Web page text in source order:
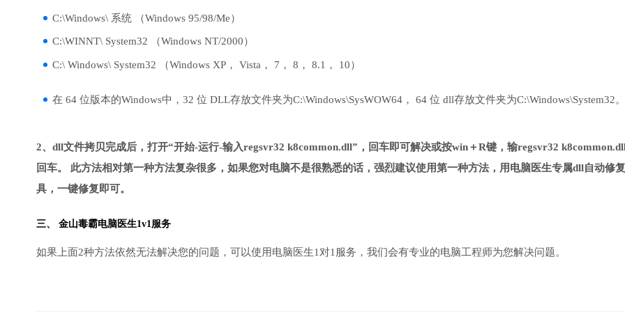
C:\Windows\ 系统 （Windows 95/98/Me）
C:\WINNT\ System32 （Windows NT/2000）
C:\ Windows\ System32 （Windows XP， Vista， 7， 8， 8.1， 10）
在 64 位版本的Windows中，32 位 DLL存放文件夹为C:\Windows\SysWOW64， 64 位 dll存放文件夹为C:\Windows\System32。
2、dll文件拷贝完成后，打开“开始-运行-输入regsvr32 k8common.dll”，回车即可解决或按win＋R键，输regsvr32 k8common.dll
回车。 此方法相对第一种方法复杂很多，如果您对电脑不是很熟悉的话，强烈建议使用第一种方法，用电脑医生专属dll自动修
具，一键修复即可。
三、 金山毒霸电脑医生1v1服务
如果上面2种方法依然无法解决您的问题，可以使用电脑医生1对1服务，我们会有专业的电脑工程师为您解决问题。